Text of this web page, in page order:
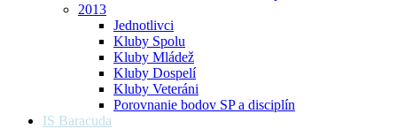
2013
Jednotlivci
Kluby Spolu
Kluby Mládež
Kluby Dospelí
Kluby Veteráni
Porovnanie bodov SP a disciplín
IS Baracuda